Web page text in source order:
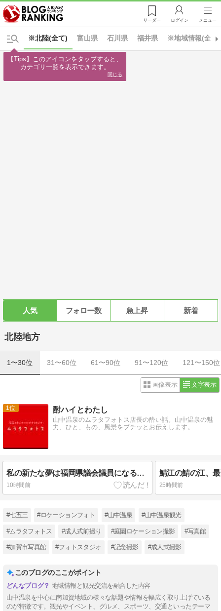
リーダー ログイン メニュー
※北陸(全て) ※地域情報(全て)
富山県 石川県 福井県
人気 フォロー数 急上昇 新着
北陸地方
1〜30位 31〜60位 61〜90位 91〜120位 121〜150位
画像表示 文字表示
1 酎ハイとわたし
山中温泉のムラタフォトス店長の酔い話。山中温泉の魅
力、ひと、もの、風景をプチッとお伝えします。
私の新たな夢は福岡県議会議員になる事です。もちろん自民党です
10時間前
鯖江の鯖の江、
25時間前
#七五三 #ロケーションフォト #山中温泉 #山中温泉観光
#ムラタフォトス #成人式前撮り #庭園ロケーション撮影 #写真館
#加賀市写真館 #フォトスタジオ #記念撮影 #成人式撮影
このブログのここがポイント
地域情報と観光交流を融合した内容
山中温泉を中心に南加賀地域の様々な話題や情報を幅広く取り上げている
のが特徴です。観光やイベント、グルメ、スポーツ、交通といったテーマ
【Tips】このアイコンをタップすると、
カテゴリ一覧を表示できます。
閉じる